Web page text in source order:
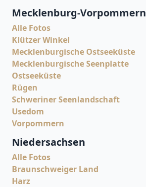
Mecklenburg-Vorpommern
Alle Fotos
Klützer Winkel
Mecklenburgische Ostseeküste
Mecklenburgische Seenplatte
Ostseeküste
Rügen
Schweriner Seenlandschaft
Usedom
Vorpommern
Niedersachsen
Alle Fotos
Braunschweiger Land
Harz